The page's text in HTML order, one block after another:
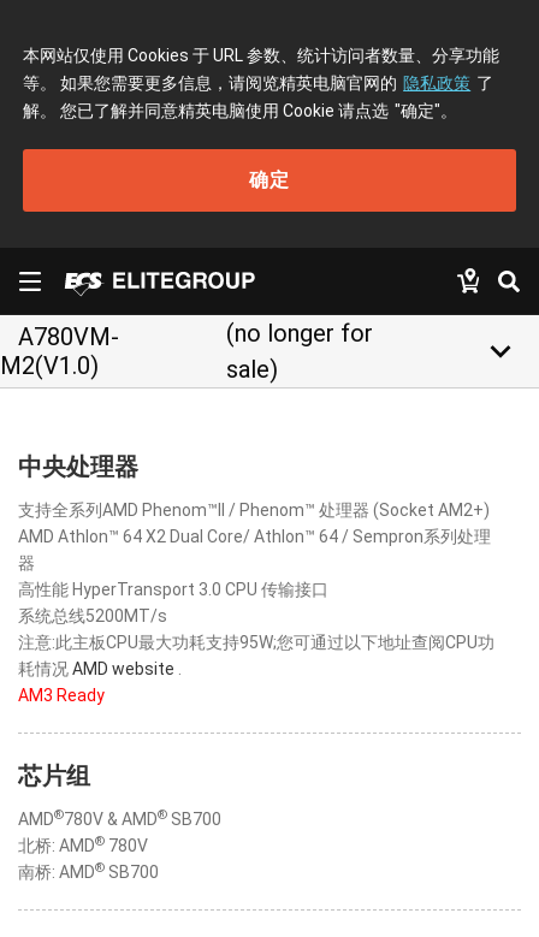
本网站仅使用 Cookies 于 URL 参数、统计访问者数量、分享功能
等。 如果您需要更多信息，请阅览精英电脑官网的 隐私政策 了
解。 您已了解并同意精英电脑使用 Cookie 请点选 "确定"。
确定
A780VM-
M2(V1.0)
(no longer for
sale)
keyboard_arrow_down
中央处理器
支持全系列AMD Phenom™II / Phenom™ 处理器 (Socket AM2+)
AMD Athlon™ 64 X2 Dual Core/ Athlon™ 64 / Sempron系列处理
器
高性能 HyperTransport 3.0 CPU 传输接口
系统总线5200MT/s
注意:此主板CPU最大功耗支持95W;您可通过以下地址查阅CPU功
耗情况AMD website
AM3 Ready
芯片组
AMD®780V & AMD® SB700
北桥: AMD® 780V
南桥: AMD® SB700